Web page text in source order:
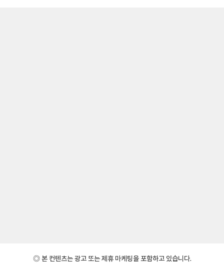
◎ 본 컨텐츠는 광고 또는 제휴 마케팅을 포함하고 있습니다.